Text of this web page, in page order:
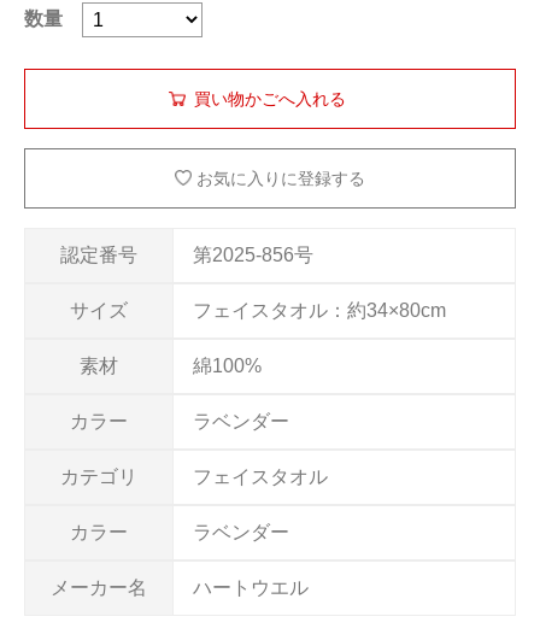
認定番号 第2025-856号
サイズ フェイスタオル：約34×80cm
素材 綿100%
カラー ラベンダー
カテゴリ フェイスタオル
カラー ラベンダー
メーカー名 ハートウエル
数量
お気に入りに登録する